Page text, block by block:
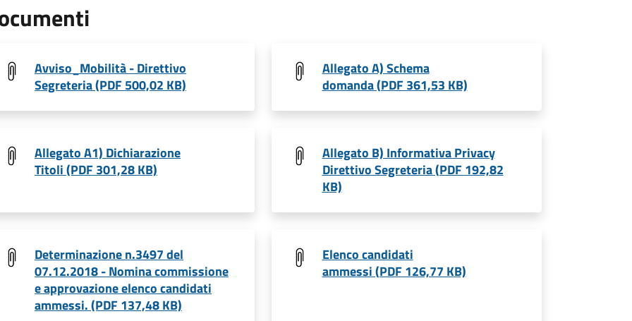
Avviso_Mobilità - Direttivo
Segreteria (PDF 500,02 KB)
Allegato A) Schema
domanda (PDF 361,53 KB)
Allegato A1) Dichiarazione
Titoli (PDF 301,28 KB)
Allegato B) Informativa Privacy
Direttivo Segreteria (PDF 192,82
KB)
Determinazione n.3497 del
07.12.2018 - Nomina commissione
e approvazione elenco candidati
ammessi. (PDF 137,48 KB)
Elenco candidati
ammessi (PDF 126,77 KB)